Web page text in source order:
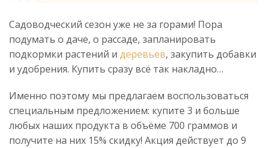
Садоводческий сезон уже не за горами! Пора
подумать о даче, о рассаде, запланировать
подкормки растений и деревьев, закупить добавки
и удобрения. Купить сразу всё так накладно…
Именно поэтому мы предлагаем воспользоваться
специальным предложением: купите 3 и больше
любых наших продукта в объёме 700 граммов и
получите на них 15% скидку! Акция действует до 9